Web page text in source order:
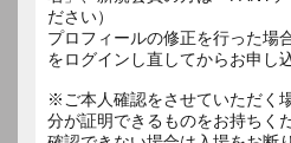
ださい）
プロフィールの修正を行った場
をログインし直してからお申し
※ご本人確認をさせていただく
分が証明できるものをお持ちく